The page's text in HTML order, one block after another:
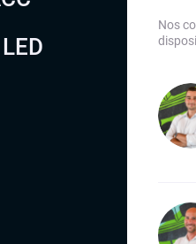
Nos